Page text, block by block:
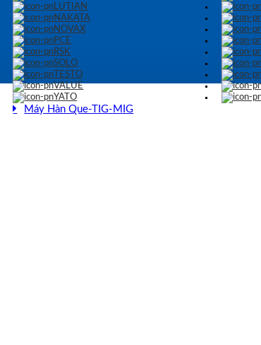
LUTIAN
NAKATA
NOVAX
PCE
RSK
SOLO
TESTO
VALUE
YATO
Máy Hàn Que-TIG-MIG